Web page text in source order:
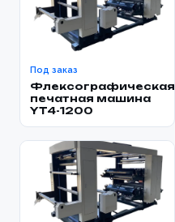
Под заказ
Флексографическая
печатная машина
YT4-1200